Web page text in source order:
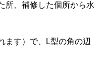
所、補修した個所から水
ます）で、L型の角の辺